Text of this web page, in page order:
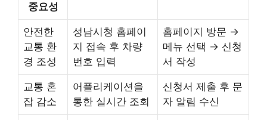
중요성
안전한
교통 환
경 조성
성남시청 홈페이
지 접속 후 차량
번호 입력
홈페이지 방문 →
메뉴 선택 → 신청
서 작성
교통 혼
잡 감소
어플리케이션을
통한 실시간 조회
신청서 제출 후 문
자 알림 수신